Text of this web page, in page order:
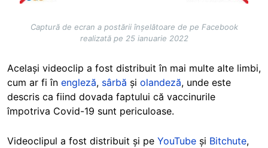
Captură de ecran a postării înșelătoare de pe Facebook
realizată pe 25 ianuarie 2022
Același videoclip a fost distribuit în mai multe alte limbi,
cum ar fi în engleză, sârbă şi olandeză, unde este
descris ca fiind dovada faptului că vaccinurile
împotriva Covid-19 sunt periculoase.
Videoclipul a fost distribuit și pe YouTube și Bitchute,